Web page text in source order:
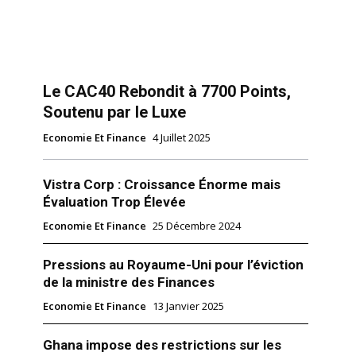
Le CAC40 Rebondit à 7700 Points,
Soutenu par le Luxe
Economie Et Finance 4 Juillet 2025
Vistra Corp : Croissance Énorme mais
Évaluation Trop Élevée
Economie Et Finance 25 Décembre 2024
Pressions au Royaume-Uni pour l’éviction
de la ministre des Finances
Economie Et Finance 13 Janvier 2025
Ghana impose des restrictions sur les